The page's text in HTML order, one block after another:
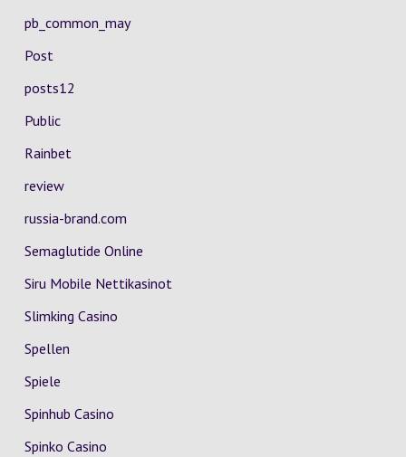
pb_common_may
Post
posts12
Public
Rainbet
review
russia-brand.com
Semaglutide Online
Siru Mobile Nettikasinot
Slimking Casino
Spellen
Spiele
Spinhub Casino
Spinko Casino